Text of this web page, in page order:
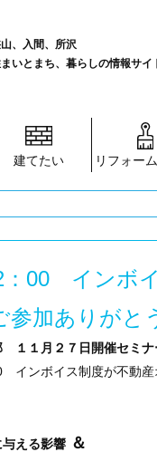
、入間、所沢
いとまち、暮らしの情報サイ
建てたい リフォー
：00 インボ
参加ありがと
１月２７日開催セミナ
える影響 ＆